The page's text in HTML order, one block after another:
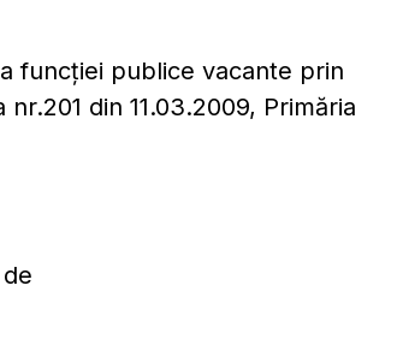
funcţiei publice vacante prin
din 11.03.2009, Primăria